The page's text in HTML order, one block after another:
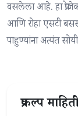
वसलेला आहे. हा
आणि रोहा एसटी
पाहुण्यांना अत्यंत
प्रकल्प